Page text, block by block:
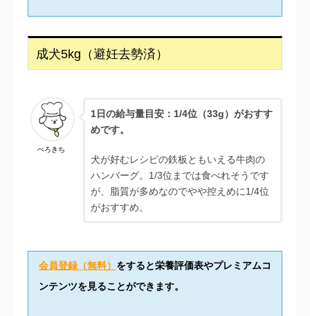
成犬5kg（避妊去勢済）
ぺろきち
1日の給与量目安：1/4位（33g）がおすす
めです。
犬が好むレシピの鉄板ともいえる牛肉の
ハンバーグ。1/3位までは食べれそうです
が、脂質が多めなのでやや控えめに1/4位
がおすすめ。
会員登録（無料） をすると栄養評価表やプレミアムコ
ンテンツを見ることができます。